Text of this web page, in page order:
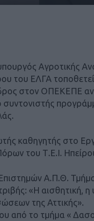
Αγροτικής
του ΕΛΓΑ
στον ΟΠΕΚΕΠΕ
καθηγητής στο
του Τ.Ε.Ι.
Α.Π.Θ.
«Η αισθητική, η
της Αττικής».
από το τμήμα «